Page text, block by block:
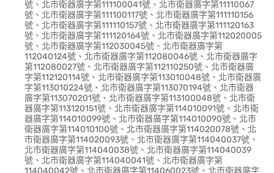
號、北市衛器廣字第111100041號、北市衛器廣字第11110067
號、北市衛器廣字第111100117號、北市衛器廣字第111110156
號、北市衛器廣字第111110157號、北市衛器廣字第111120163
號、北市衛器廣字第111120164號、北市衛器廣字第112020005
號、北市衛器廣字第112030045號、北市衛器廣字第
112040124號、北市衛器廣字第112080046號、北市衛器廣字
第112080027號、北市衛器廣字第112110250號、北市衛器廣
字第112120114號、北市衛器廣字第113010048號、北市衛器廣
字第113010224號、北市衛器廣字第113070194號、北市衛器
廣字第113070201號、北市衛器廣字第113100048號、北市衛
器廣字第113120151號、北市衛器廣字第114010091號、北市衛
器廣字第114010099號、北市衛器廣字第114010090號、北市
衛器廣字第114010100號、北市衛器廣字第114020078號、北
市衛器廣字第114020093號、北市衛器廣字第114040037號、
北市衛器廣字第114040038號、北市衛器廣字第114040039
號、北市衛器廣字第114040041號、北市衛器廣字第
114040042號、北市衛器廣字第114060023號、北市衛器廣字